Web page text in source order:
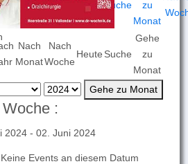
Nach
Monat
Nach
Woche
Heute Suche
Gehe
zu
Monat
Gehe zu Monat
:
2024 - 02. Juni 2024
Keine Events an diesem Datum